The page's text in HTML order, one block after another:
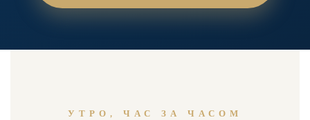
УТРО, ЧАС ЗА ЧАСОМ